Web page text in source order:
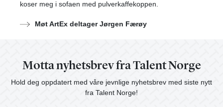
koser meg i sofaen med pulverkaffekoppen.
Møt ArtEx deltager Jørgen Færøy
Motta nyhetsbrev fra Talent Norge
Hold deg oppdatert med våre jevnlige nyhetsbrev med siste nytt
fra Talent Norge!